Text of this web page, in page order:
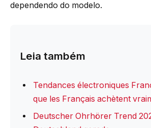
dependendo do modelo.
Leia também
Tendances électroniques
que les Français achètent
Deutscher Ohrhörer Trend